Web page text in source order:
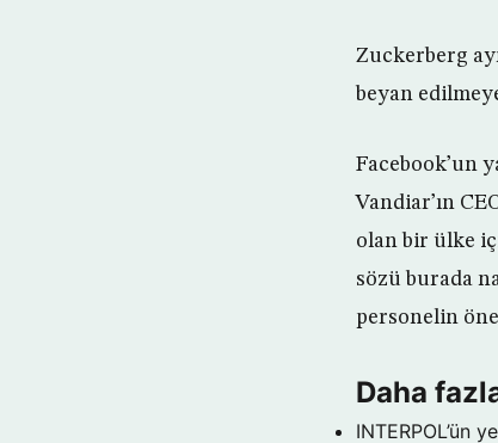
Zuckerberg
beyan
Facebook’un
Vandiar’ın
olan bir ülke
sözü burada
personelin
Daha
INTERPOL’ün